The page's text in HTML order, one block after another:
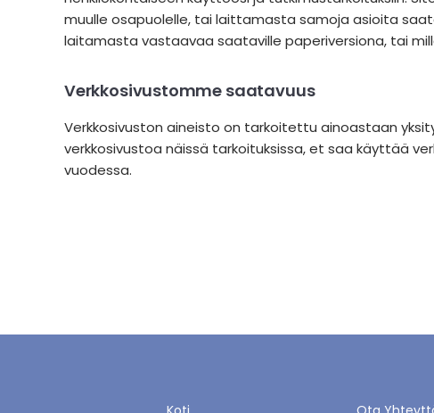
muulle osapuolelle, tai laittamasta samoja asioita
laitamasta vastaavaa saataville paperiversiona, tai
Verkkosivustomme saatavuus
Verkkosivuston aineisto on tarkoitettu ainoastaan
verkkosivustoa näissä tarkoituksissa, et saa käyttää
vuodessa.